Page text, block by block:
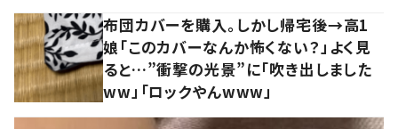
布団カバーを購入。しかし帰宅後→高1
娘「このカバーなんか怖くない？」よく見
ると…”衝撃の光景”に「吹き出しました
ww」「ロックやんwww」